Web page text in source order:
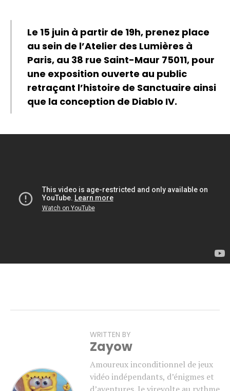
Le 15 juin à partir de 19h, prenez place
au sein de l’Atelier des Lumières à
Paris, au 38 rue Saint-Maur 75011, pour
une exposition ouverte au public
retraçant l’histoire de Sanctuaire ainsi
que la conception de Diablo IV.
WRITTEN BY
Zayow
Amoureux inconditionnel de jeux
vidéo indépendants, d’énigmes et